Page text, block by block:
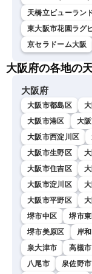
天橋立ビューラン
東大阪市花園ラグ
京セラドーム大阪
大阪府の各地の
大阪府
大阪市都島区
大阪市港区
大
大阪市西淀川区
大阪市生野区
大阪市住吉区
大阪市淀川区
大阪市平野区
堺市中区
堺市
堺市美原区
岸
泉大津市
高槻市
八尾市
泉佐野市